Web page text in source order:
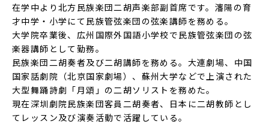
在学中より北方民族楽団二胡声楽部副首席です。瀋陽の育
才中学・小学にて民族管弦楽団の弦楽講師を務める。
大学院卒業後、広州国際外国語小学校で民族管弦楽団の弦
楽器講師として勤務。
民族楽団二胡奏者及び二胡講師を務める。大連劇場、中国
国家話劇院（北京国家劇場）、蘇州大学などで上演された
大型舞踊詩劇「月頌」の二胡ソリストを務めた。
現在深圳劇院民族楽団客員二胡奏者、日本に二胡教師とし
てレッスン及び演奏活動で活躍している。